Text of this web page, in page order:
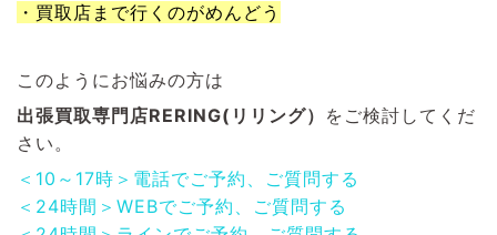
・買取店まで行くのがめんどう
このようにお悩みの方は
出張買取専門店RERING(リリング） をご検討してくだ
さい。
＜10～17時＞電話でご予約、ご質問する
＜24時間＞WEBでご予約、ご質問する